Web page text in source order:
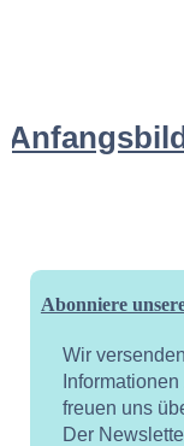
Abonniere
Wir
freuen uns
Der